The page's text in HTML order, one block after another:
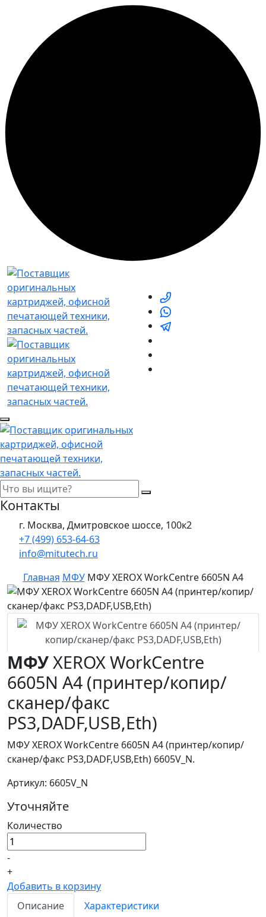
Контакты
г. Москва, Дмитровское шоссе, 100к2
+7 (499) 653-64-63
info@mitutech.ru
Главная МФУ МФУ XEROX WorkCentre 6605N А4
МФУXEROX WorkCentre
6605N А4 (принтер/копир/
сканер/факс
PS3,DADF,USB,Eth)
МФУ XEROX WorkCentre 6605N А4 (принтер/копир/
сканер/факс PS3,DADF,USB,Eth) 6605V_N.
Артикул: 6605V_N
Уточняйте
Количество
-
+
Добавить в корзину
Описание
Характеристики